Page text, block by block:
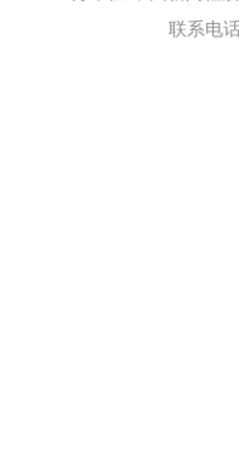
联系电